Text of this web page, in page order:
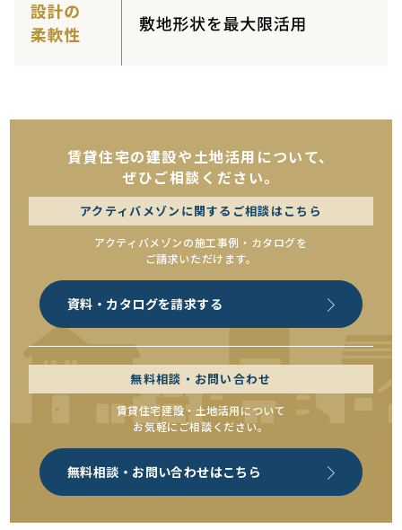
賃貸住宅の建設や土地活用について、
ぜひご相談ください。
アクティバメゾンに関するご相談はこちら
アクティバメゾンの施工事例・カタログを
ご請求いただけます。
資料・カタログを請求する
無料相談・お問い合わせ
賃貸住宅建設・土地活用について
お気軽にご相談ください。
無料相談・お問い合わせはこちら